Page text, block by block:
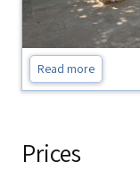
Read more
Prices